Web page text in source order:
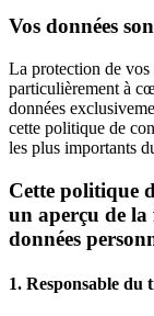
Vos données
La protection de vos
particulièrement à
données
cette politique de
les plus importants
Cette politique
un aperçu de
données
1. Responsable du